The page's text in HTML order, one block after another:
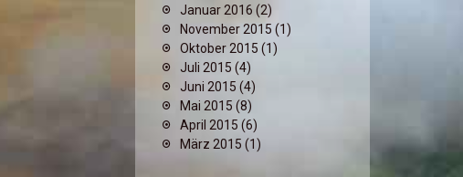
Januar 2016 (2)
November 2015 (1)
Oktober 2015 (1)
Juli 2015 (4)
Juni 2015 (4)
Mai 2015 (8)
April 2015 (6)
März 2015 (1)